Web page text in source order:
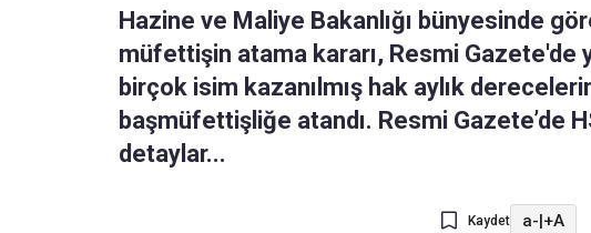
Hazine ve Maliye Bakanlığı bünyesinde
müfettişin atama kararı, Resmi Gazete'de
birçok isim kazanılmış hak aylık
başmüfettişliğe atandı. Resmi Gazete’de
detaylar...
Kaydet a-|+A